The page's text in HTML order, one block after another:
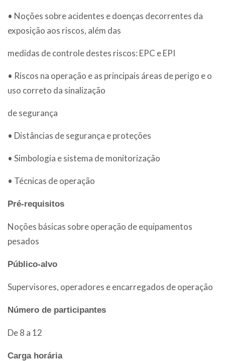
• Noções sobre acidentes e doenças decorrentes da
exposição aos riscos, além das
medidas de controle destes riscos: EPC e EPI
• Riscos na operação e as principais áreas de perigo e o
uso correto da sinalização
de segurança
• Distâncias de segurança e proteções
• Simbologia e sistema de monitorização
• Técnicas de operação
Pré-requisitos
Noções básicas sobre operação de equipamentos
pesados
Público-alvo
Supervisores, operadores e encarregados de operação
Número de participantes
De 8 a 12
Carga horária
breve nossa equipe entrará
A Bauko está sempre a procura de novos talentos
desafiador que incentiva o crescimento. Se você